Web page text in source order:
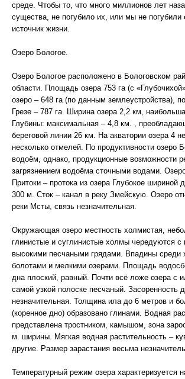
среде. Чтобы то, что много миллионов лет
существа, не погубило их, или мы не погубили
источник жизни.
Озеро Бологое.
Озеро Бологое расположено в Бологовском
области. Площадь озера 753 га (с
озеро – 648 га (по данным землеустройства),
Грезе – 787 га. Ширина озера 2,2 км,
Глубины: максимальная – 4,8 км. ,
береговой линии 26 км. На акватории озера 4
несколько отмелей. По продуктивности озеро
водоём, однако, продукционные возможности
загрязнением водоёма сточными водами.
Притоки – протока из озера Глубокое шириной
300 м. Сток – канал в реку Змейскую. Озеро
реки Мсты, связь незначительная.
Окружающая озеро местность холмистая,
глинистые и суглинистые холмы чередуются с
высокими песчаными грядами. Впадины среди
болотами и мелкими озерами. Площадь
дна плоский, равный. Почти всё ложе озера с
самой узкой полоске песчаный. Засоренность
незначительная. Толщина ила до 6 метров и
(коренное дно) образовано глинами. Водная
представлена тростником, камышом, зона
м. ширины. Мягкая водная растительность –
другие. Размер зарастания весьма
Температурный режим озера характеризуется